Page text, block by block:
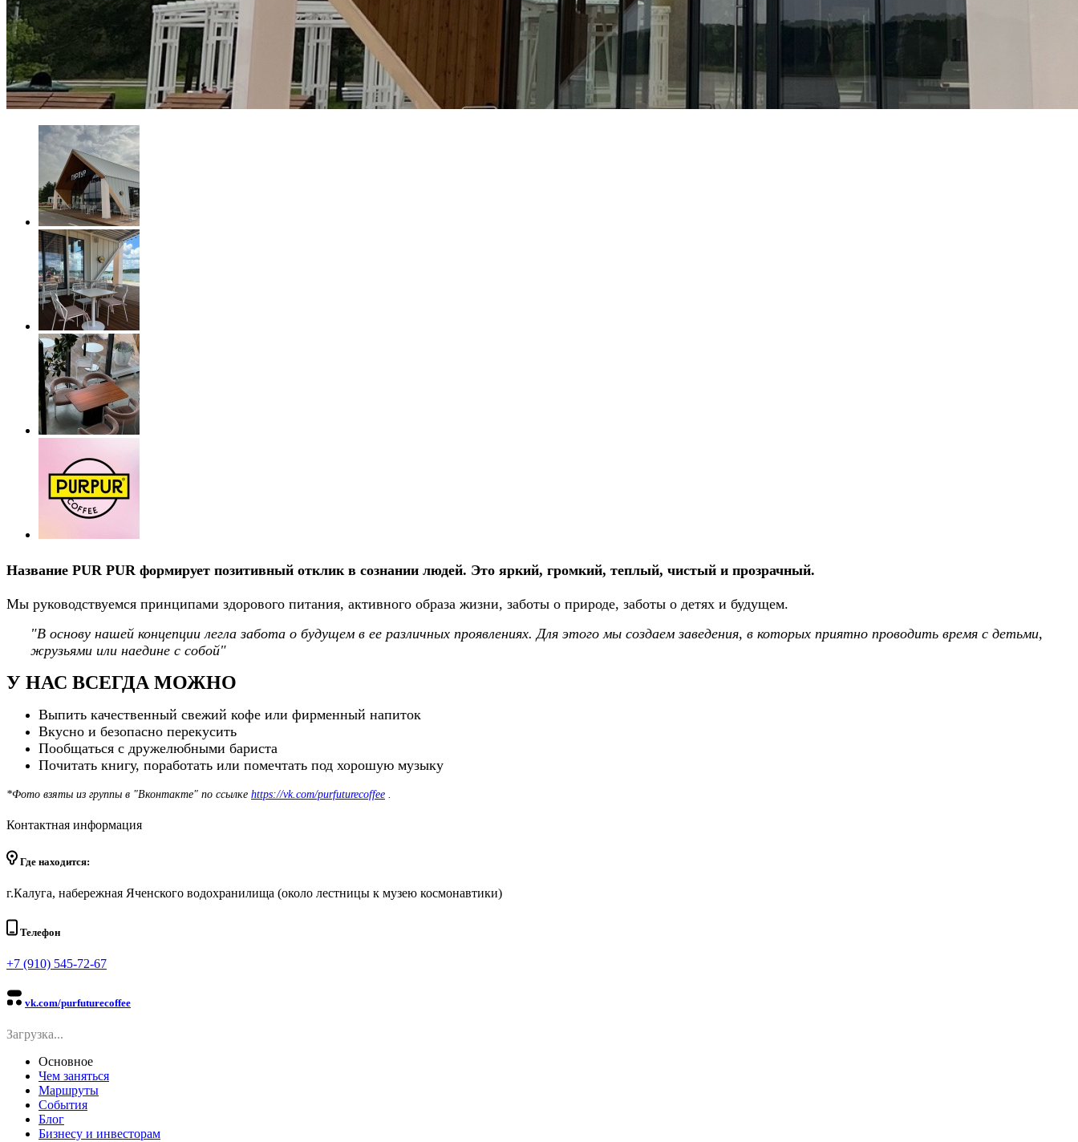
Название PUR PUR формирует позитивный отклик в сознании людей. Это яркий, громкий, теплый, чистый и прозрачный.
Мы руководствуемся принципами здорового питания, активного образа жизни, заботы о природе, заботы о детях и будущем.
"В основу нашей концепции легла забота о будущем в ее различных проявлениях. Для этого мы создаем заведения, в которых приятно проводить время с детьми,
жрузьями или наедине с собой"
У НАС ВСЕГДА МОЖНО
Выпить качественный свежий кофе или фирменный напиток
Вкусно и безопасно перекусить
Пообщаться с дружелюбными бариста
Почитать книгу, поработать или помечтать под хорошую музыку
*Фото взяты из группы в "Вконтакте" по ссылке https://vk.com/purfuturecoffee
Контактная информация
Где находится:
г.Калуга, набережная Яченского водохранилища (около лестницы к музею космонавтики)
Телефон
+7 (910) 545-72-67
vk.com/purfuturecoffee
Загрузка...
Основное
Чем заняться
Маршруты
События
Блог
Бизнесу и инвесторам